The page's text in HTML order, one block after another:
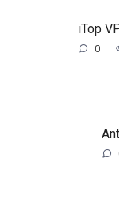
iTop
0